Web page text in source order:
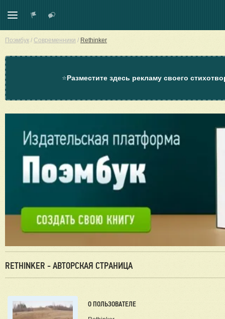
Поэмбук / Современники / Rethinker
⭐Разместите здесь рекламу своего
RETHINKER - АВТОРСКАЯ СТРАНИЦА
О ПОЛЬЗОВАТЕЛЕ